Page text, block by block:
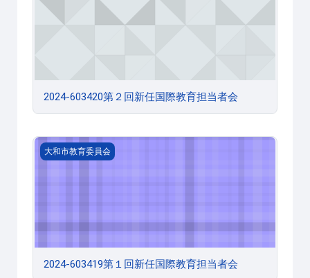
2024-603420第２回新任国際教育担当者会
2024-603419第１回新任国際教育担当者会
大和市教育委員会
2024-603419第１回新任国際教育担当者会